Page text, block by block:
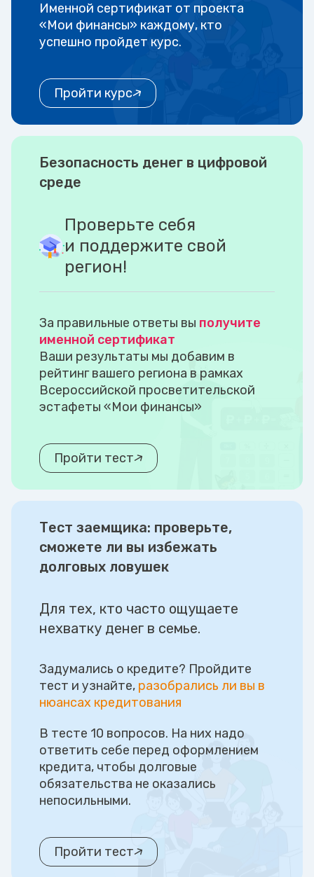
Именной сертификат от проекта
«Мои финансы» каждому, кто
успешно пройдет курс.
Пройти курс
Безопасность денег в цифровой
среде
Проверьте себя
и поддержите свой
регион!
За правильные ответы вы получите
именной сертификат
Ваши результаты мы добавим в
рейтинг вашего региона в рамках
Всероссийской просветительской
эстафеты «Мои финансы»
Пройти тест
Тест заемщика: проверьте,
сможете ли вы избежать
долговых ловушек
Для тех, кто часто ощущаете
нехватку денег в семье.
Задумались о кредите? Пройдите
тест и узнайте, разобрались ли вы в
нюансах кредитования
В тесте 10 вопросов. На них надо
ответить себе перед оформлением
кредита, чтобы долговые
обязательства не оказались
непосильными.
Пройти тест